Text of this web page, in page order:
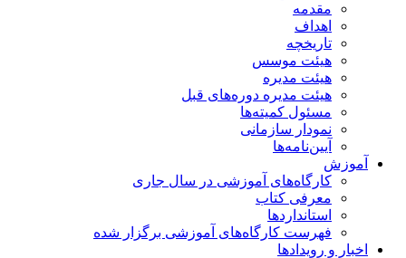
مقدمه
اهداف
تاریخچه
هیئت موسس
هیئت مدیره
هیئت مدیره دوره‌های قبل
مسئول کمیته‌ها
نمودار سازمانی
آیین‌نامه‌ها
آموزش
کارگاه‌های آموزشی در سال جاری
معرفی کتاب
استانداردها
فهرست کارگاه‌های آموزشی برگزار شده
اخبار و رویدادها